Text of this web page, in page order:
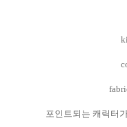
포인트되는 캐릭터